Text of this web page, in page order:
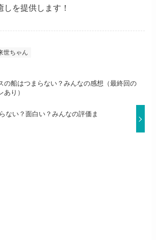
を提供します！
世ちゃん
の船はつまらない？みんなの感想（最終回の
あり）
ない？面白い？みんなの評価ま